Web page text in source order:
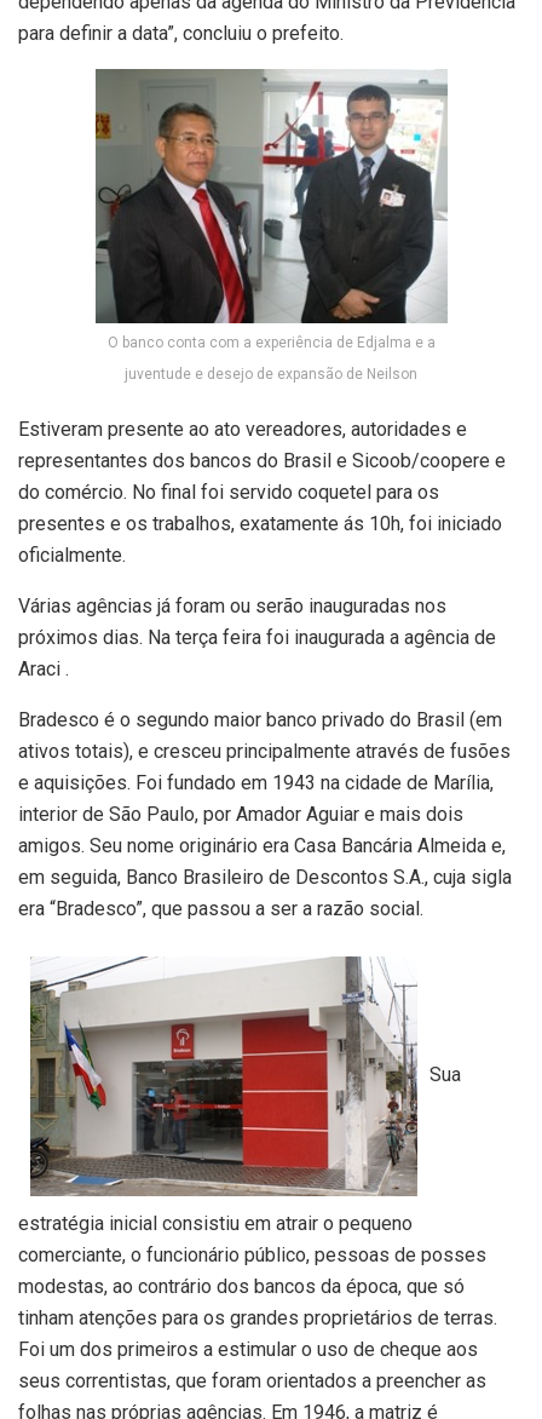
para definir a data”, concluiu o prefeito.
O banco conta com a experiência de Edjalma e a
juventude e desejo de expansão de Neilson
Estiveram presente ao ato vereadores, autoridades e
representantes dos bancos do Brasil e Sicoob/coopere e
do comércio. No final foi servido coquetel para os
presentes e os trabalhos, exatamente ás 10h, foi iniciado
oficialmente.
Várias agências já foram ou serão inauguradas nos
próximos dias. Na terça feira foi inaugurada a agência de
Araci .
Bradesco é o segundo maior banco privado do Brasil (em
ativos totais), e cresceu principalmente através de fusões
e aquisições. Foi fundado em 1943 na cidade de Marília,
interior de São Paulo, por Amador Aguiar e mais dois
amigos. Seu nome originário era Casa Bancária Almeida e,
em seguida, Banco Brasileiro de Descontos S.A., cuja sigla
era “Bradesco”, que passou a ser a razão social.
Sua
estratégia inicial consistiu em atrair o pequeno
comerciante, o funcionário público, pessoas de posses
modestas, ao contrário dos bancos da época, que só
tinham atenções para os grandes proprietários de terras.
Foi um dos primeiros a estimular o uso de cheque aos
seus correntistas, que foram orientados a preencher as
folhas nas próprias agências. Em 1946, a matriz é